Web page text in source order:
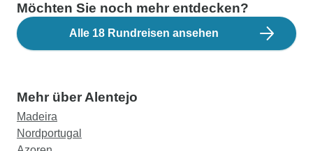
Möchten Sie noch mehr entdecken?
Alle 18 Rundreisen ansehen
Mehr über Alentejo
Madeira
Nordportugal